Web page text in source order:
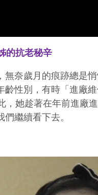
的抗老秘辛
奈歲月的痕跡總是
性別，有時「進廠
，她趁著在年前進廠
繼續看下去。